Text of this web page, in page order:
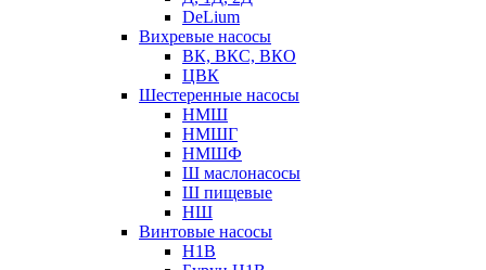
DeLium
Вихревые насосы
ВК, ВКС, ВКО
ЦВК
Шестеренные насосы
НМШ
НМШГ
НМШФ
Ш маслонасосы
Ш пищевые
НШ
Винтовые насосы
Н1В